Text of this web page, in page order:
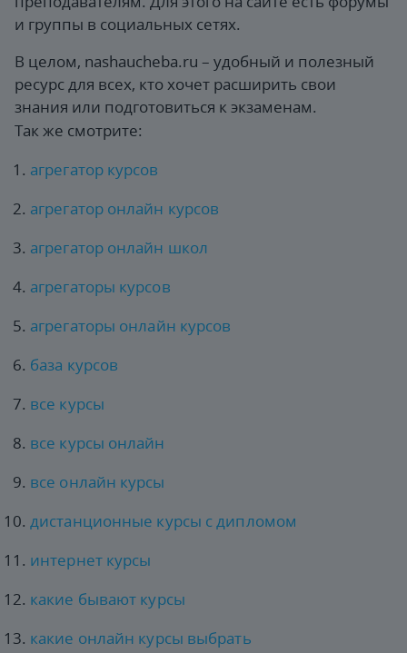
и группы в социальных сетях.
В целом, nashaucheba.ru – удобный и полезный
ресурс для всех, кто хочет расширить свои
знания или подготовиться к экзаменам.
Так же смотрите:
агрегатор курсов
агрегатор онлайн курсов
агрегатор онлайн школ
агрегаторы курсов
агрегаторы онлайн курсов
база курсов
все курсы
все курсы онлайн
все онлайн курсы
дистанционные курсы с дипломом
интернет курсы
какие бывают курсы
какие онлайн курсы выбрать